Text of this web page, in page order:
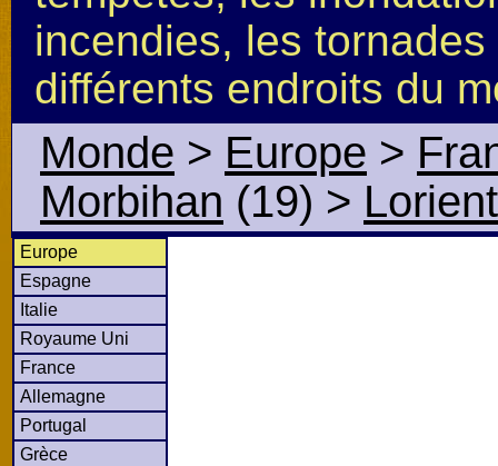
incendies, les
différents endroits du
Monde > Europe >
Morbihan (19) > Lorient
Europe
Espagne
Italie
Royaume Uni
France
Allemagne
Portugal
Grèce